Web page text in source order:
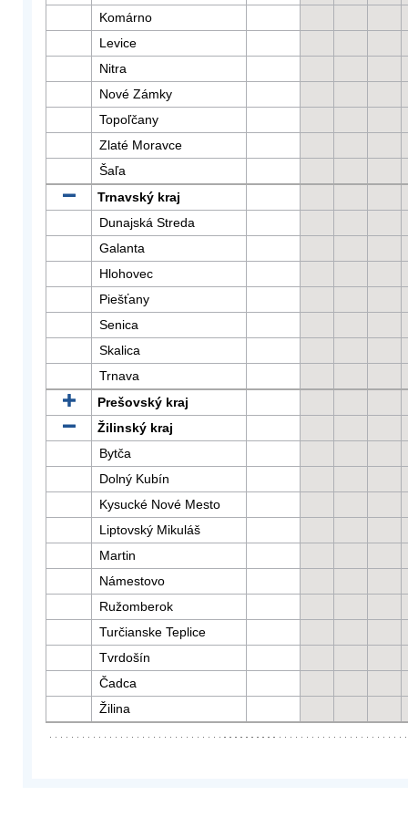
Komárno
Levice
Nitra
Nové Zámky
Topoľčany
Zlaté Moravce
Šaľa
Trnavský kraj
Dunajská Streda
Galanta
Hlohovec
Piešťany
Senica
Skalica
Trnava
Prešovský kraj
Žilinský kraj
Bytča
Dolný Kubín
Kysucké Nové Mesto
Liptovský Mikuláš
Martin
Námestovo
Ružomberok
Turčianske Teplice
Tvrdošín
Čadca
Žilina